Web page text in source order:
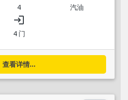
4 汽油
login
4 门
查看详情...